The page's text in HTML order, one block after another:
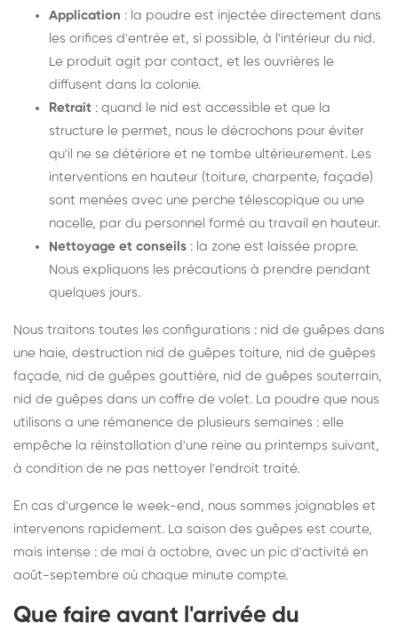
Application : la poudre est injectée directement dans
les orifices d'entrée et, si possible, à l'intérieur du nid.
Le produit agit par contact, et les ouvrières le
diffusent dans la colonie.
Retrait : quand le nid est accessible et que la
structure le permet, nous le décrochons pour éviter
qu'il ne se détériore et ne tombe ultérieurement. Les
interventions en hauteur (toiture, charpente, façade)
sont menées avec une perche télescopique ou une
nacelle, par du personnel formé au travail en hauteur.
Nettoyage et conseils : la zone est laissée propre.
Nous expliquons les précautions à prendre pendant
quelques jours.
Nous traitons toutes les configurations : nid de guêpes dans
une haie, destruction nid de guêpes toiture, nid de guêpes
façade, nid de guêpes gouttière, nid de guêpes souterrain,
nid de guêpes dans un coffre de volet. La poudre que nous
utilisons a une rémanence de plusieurs semaines : elle
empêche la réinstallation d'une reine au printemps suivant,
à condition de ne pas nettoyer l'endroit traité.
En cas d'urgence le week-end, nous sommes joignables et
intervenons rapidement. La saison des guêpes est courte,
mais intense : de mai à octobre, avec un pic d'activité en
août-septembre où chaque minute compte.
Que faire avant l'arrivée du